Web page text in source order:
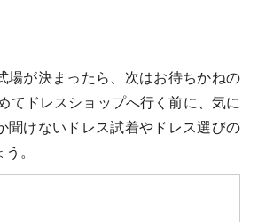
場が決まったら、次はお待ちかねの
てドレスショップへ行く前に、気に
聞けないドレス試着やドレス選びの
。